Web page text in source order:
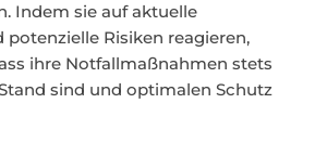
Indem sie auf aktuelle
Risiken reagieren,
ihre Notfallmaßnahmen stets
sind und optimalen Schutz